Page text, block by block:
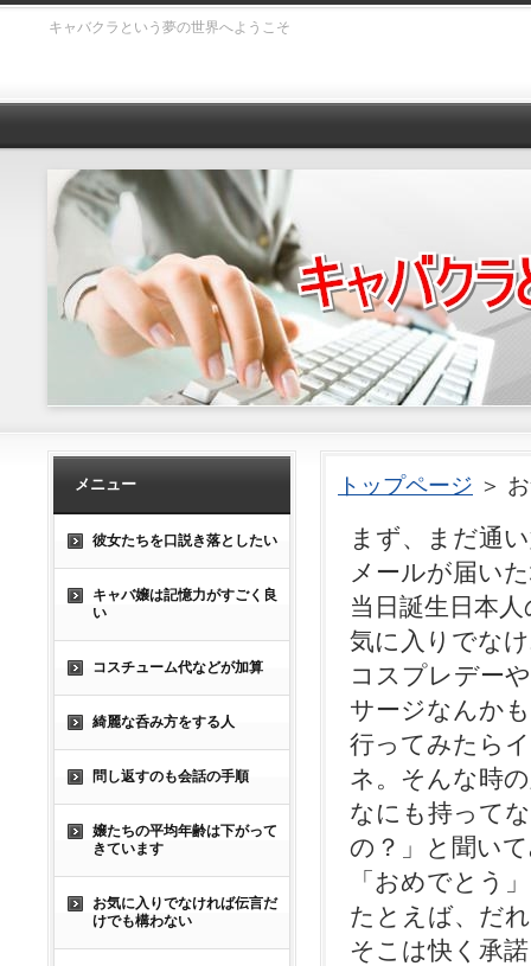
キャバクラという夢の世界へようこそ
トップページ ＞
まず、まだ通
メールが届い
当日誕生日本
気に入りでな
コスプレデー
サージなんか
行ってみたら
ネ。そんな時
なにも持って
の？」と聞い
「おめでとう
たとえば、だ
そこは快く承
メニュー
彼女たちを口説き落としたい
キャバ嬢は記憶力がすごく良
い
コスチューム代などが加算
綺麗な呑み方をする人
問し返すのも会話の手順
嬢たちの平均年齢は下がって
きています
お気に入りでなければ伝言だ
けでも構わない